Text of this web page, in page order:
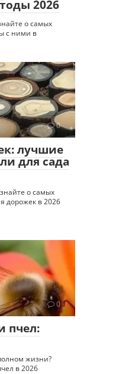
2026
о самых
с ними в
0
лучшие
для сада
о самых
дорожек в 2026
0
пчел:
жизни?
в 2026